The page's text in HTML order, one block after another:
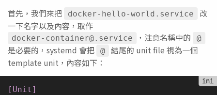
首先，我們來把
docker-hello-world.service
改
一下名字以及內容，取作
docker-container@.service ，注意名稱中的 @
是必要的，systemd 會把 @
結尾的 unit file 視為一個
template unit，內容如下：
[Unit]